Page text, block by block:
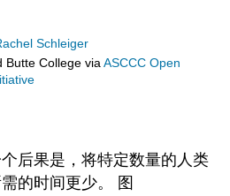
Schleiger
Butte College viaASCCC Open
后果是，将特定数量的人类
的时间更少。 图